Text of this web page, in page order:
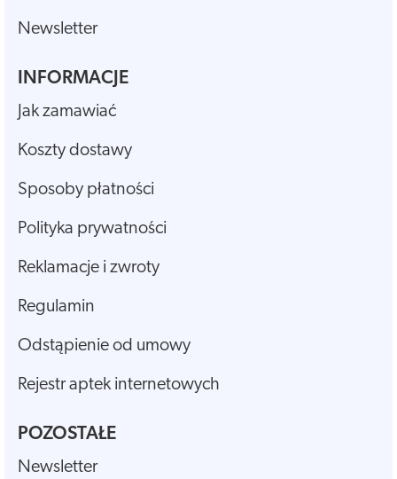
Newsletter
INFORMACJE
Jak zamawiać
Koszty dostawy
Sposoby płatności
Polityka prywatności
Reklamacje i zwroty
Regulamin
Odstąpienie od umowy
Rejestr aptek internetowych
POZOSTAŁE
Newsletter